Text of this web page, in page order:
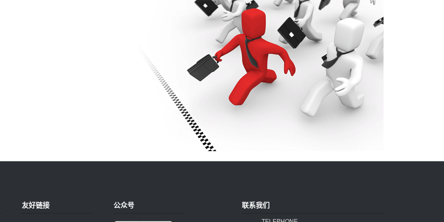
友好链接 公众号 联系我们